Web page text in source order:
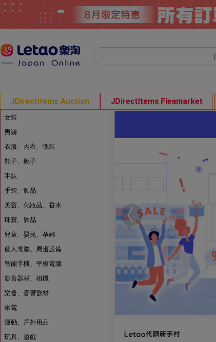
JDirectItems Auction JDirectItems Fleamarket
女裝
男裝
衣服、內衣、晚裝
鞋子、靴子
手錶
手袋、飾品
美容、化妝品、香水
珠寶、飾品
兒童、嬰兒、孕婦
個人電腦、周邊設備
智能手機、平板電腦
影音器材、相機
樂器、音響器材
家電
運動、戶外用品
玩具、遊戲